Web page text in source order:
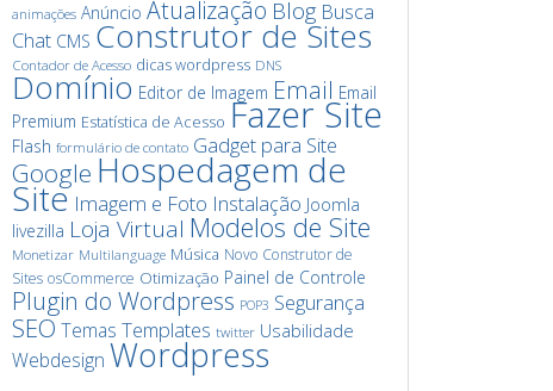
animações Anúncio Atualização Blog Busca
Chat CMS Construtor de Sites
Contador de Acesso dicas wordpress DNS
Domínio Editor de Imagem Email Email
Premium Estatística de Acesso Fazer Site
Flash formulário de contato Gadget para Site
Google Hospedagem de
Site Imagem e Foto Instalação Joomla
livezilla Loja Virtual Modelos de Site
Monetizar Multilanguage Música Novo Construtor de
Sites osCommerce Otimização Painel de Controle
Plugin do Wordpress POP3 Segurança
SEO Temas Templates twitter Usabilidade
Webdesign Wordpress